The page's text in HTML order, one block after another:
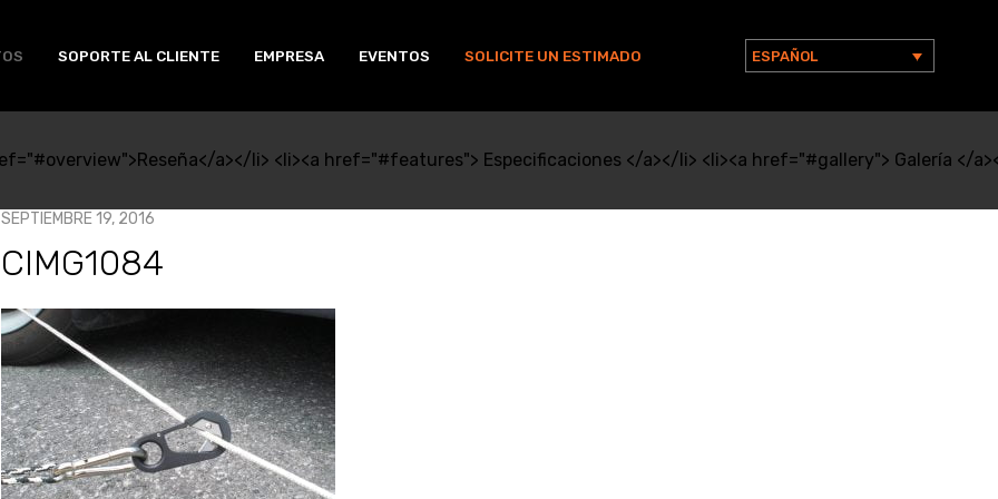
SOPORTE AL CLIENTE EMPRESA EVENTOS SOLICITE UN ESTIMADO
Buscar:
ESPAÑOL
a></li> <li><a href="#features"> Especificaciones </a></li> <li><a href="#gallery"> Galería </
SEPTIEMBRE 19, 2016
CIMG1084
cimg1084